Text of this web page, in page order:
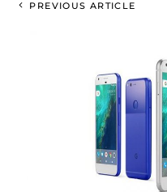
PREVIOUS ARTICLE